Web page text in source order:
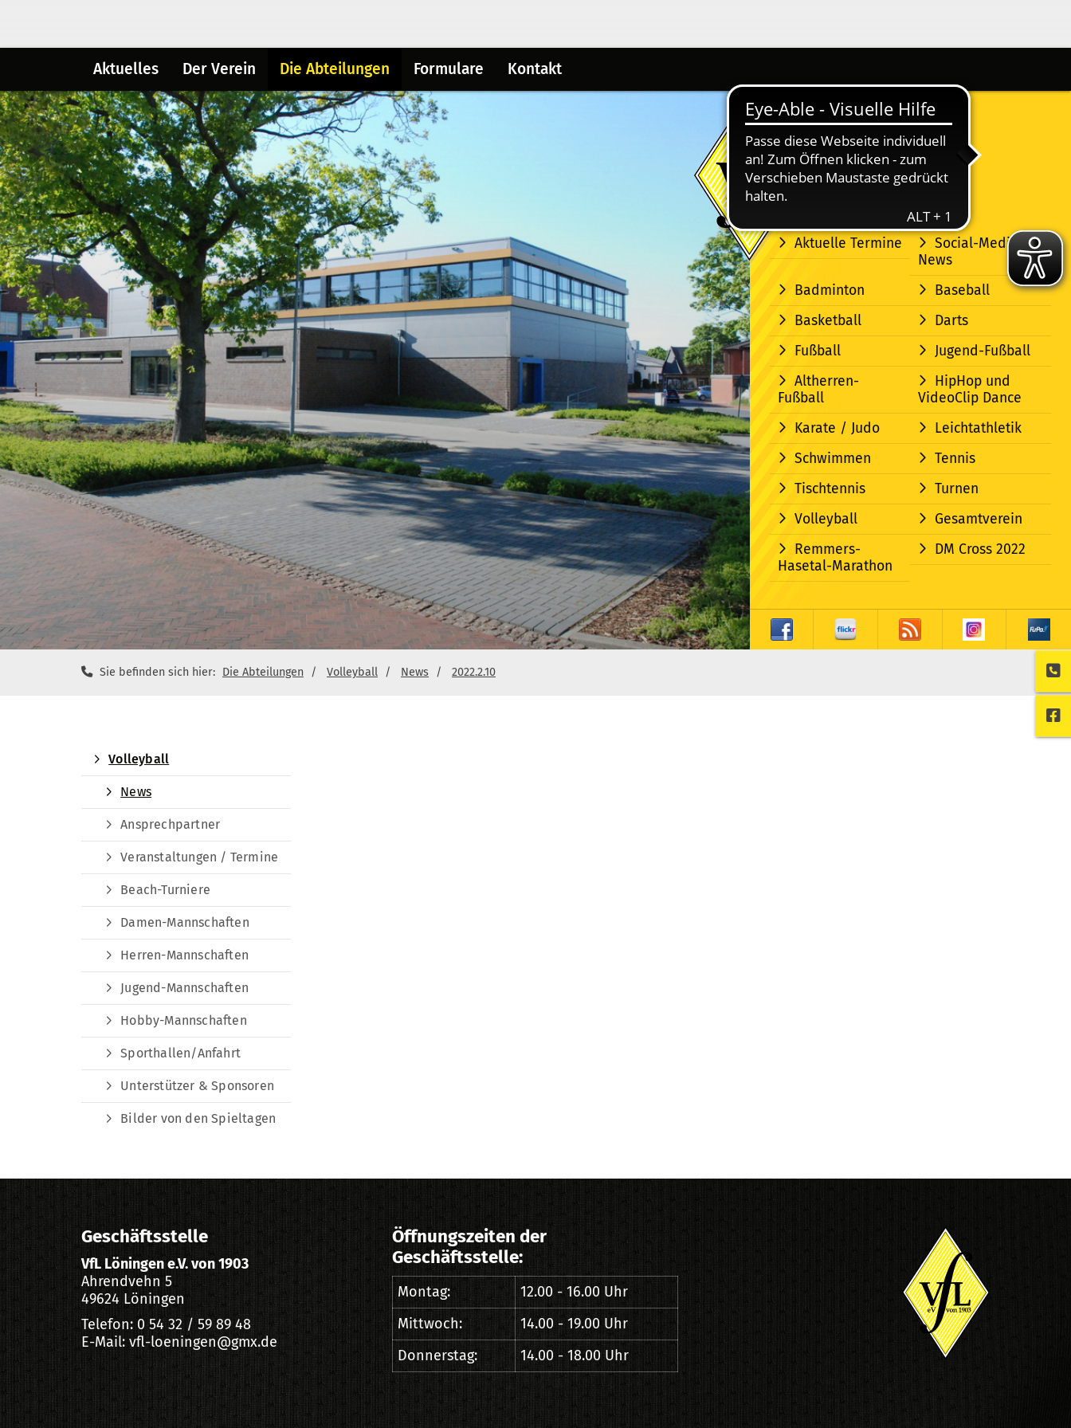
Aktuelles Der Verein Die Abteilungen Formulare Kontakt
Aktuelle Termine
Social-Media-
News
Badminton
Baseball
Basketball
Darts
Fußball
Jugend-Fußball
Altherren-
Fußball
HipHop und
VideoClip Dance
Karate / Judo
Leichtathletik
Schwimmen
Tennis
Tischtennis
Turnen
Volleyball
Gesamtverein
Remmers-
Hasetal-Marathon
DM Cross 2022
Sie befinden sich hier: Die Abteilungen Volleyball News 2022.2.10
Volleyball
News
Ansprechpartner
Veranstaltungen / Termine
Beach-Turniere
Damen-Mannschaften
Herren-Mannschaften
Jugend-Mannschaften
Hobby-Mannschaften
Sporthallen/Anfahrt
Unterstützer & Sponsoren
Bilder von den Spieltagen
Geschäftsstelle
VfL Löningen e.V. von 1903
Ahrendvehn 5
49624 Löningen
Telefon: 0 54 32 / 59 89 48
E-Mail: vfl-loeningen@gmx.de
Öffnungszeiten der
Geschäftsstelle:
Montag:
12.00 - 16.00 Uhr
Mittwoch:
14.00 - 19.00 Uhr
Donnerstag:
14.00 - 18.00 Uhr